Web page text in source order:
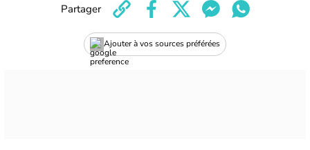
Ajouter à vos sources préférées
Partager